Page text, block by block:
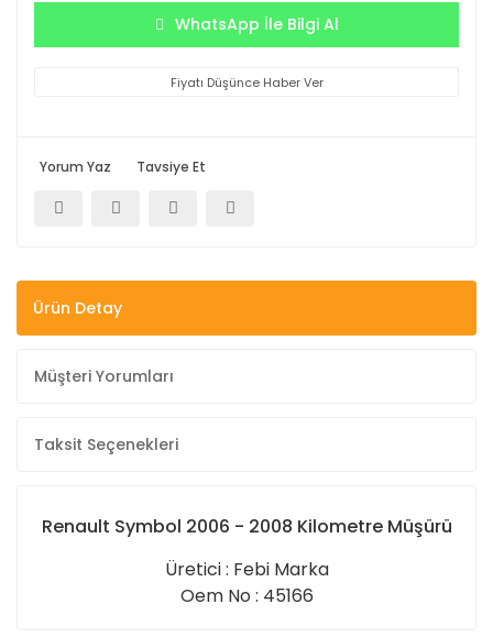
WhatsApp İle Bilgi Al
Fiyatı Düşünce Haber Ver
Yorum Yaz Tavsiye Et
Ürün Detay
Müşteri Yorumları
Taksit Seçenekleri
Renault Symbol 2006 - 2008 Kilometre Müşürü
Üretici : Febi Marka
Oem No : 45166